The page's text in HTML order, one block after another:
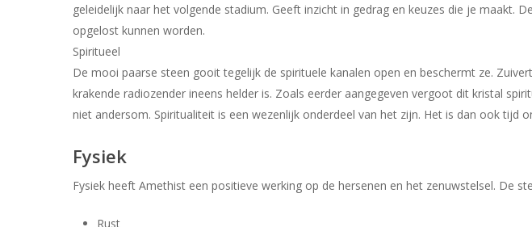
geleidelijk naar het volgende stadium. Geeft inzicht in gedrag en keuzes die je maakt.
opgelost kunnen worden.
Spiritueel
De mooi paarse steen gooit tegelijk de spirituele kanalen open en beschermt ze.
krakende radiozender ineens helder is. Zoals eerder aangegeven vergoot dit kristal
niet andersom. Spiritualiteit is een wezenlijk onderdeel van het zijn. Het is dan ook tijd
Fysiek
Fysiek heeft Amethist een positieve werking op de hersenen en het zenuwstelsel. De
Rust